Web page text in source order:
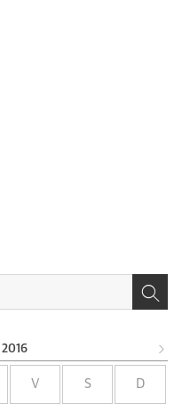
2016
V S D